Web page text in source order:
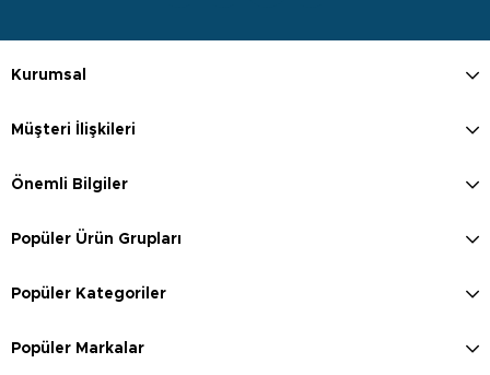
Kurumsal
Müşteri İlişkileri
Önemli Bilgiler
Popüler Ürün Grupları
Popüler Kategoriler
Popüler Markalar